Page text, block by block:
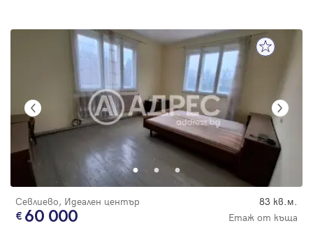
Севлиево, Идеален център 83 кв.м.
60 000 Етаж от къща